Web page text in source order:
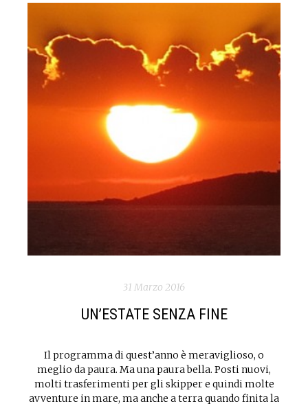
31 Marzo 2016
UN’ESTATE SENZA FINE
Il programma di quest’anno è meraviglioso, o
meglio da paura. Ma una paura bella. Posti nuovi,
molti trasferimenti per gli skipper e quindi molte
avventure in mare, ma anche a terra quando finita la